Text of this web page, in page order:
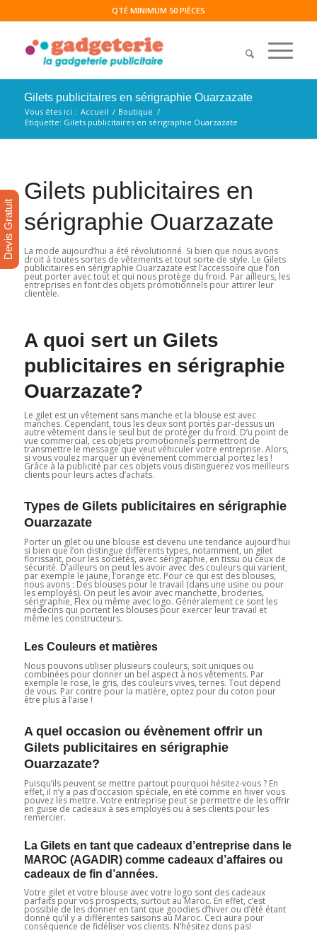
QTÉ MINIMUM 50 PIÈCES
Gilets publicitaires en sérigraphie Ouarzazate
Vous êtes ici : Accueil / Boutique /
Etiquette: Gilets publicitaires en sérigraphie Ouarzazate
Gilets publicitaires en
sérigraphie Ouarzazate
La mode aujourd’hui a été révolutionné. Si bien que nous avons
droit à toutes sortes de vêtements et tout sorte de style. Le Gilets
publicitaires en sérigraphie Ouarzazate est l’accessoire que l’on
peut porter avec tout et qui nous protège du froid. Par ailleurs, les
entreprises en font des objets promotionnels pour attirer leur
clientèle.
A quoi sert un Gilets
publicitaires en sérigraphie
Ouarzazate?
Le gilet est un vêtement sans manche et la blouse est avec
manches. Cependant, tous les deux sont portés par-dessus un
autre vêtement dans le seul but de protéger du froid. D’u point de
vue commercial, ces objets promotionnels permettront de
transmettre le message que veut véhiculer votre entreprise. Alors,
si vous voulez marquer un évènement commercial portez les !
Grâce à la publicité par ces objets vous distinguerez vos meilleurs
clients pour leurs actes d’achats.
Types de Gilets publicitaires en sérigraphie
Ouarzazate
Porter un gilet ou une blouse est devenu une tendance aujourd’hui
si bien que l’on distingue différents types, notamment, un gilet
florissant, pour les sociétés, avec sérigraphie, en tissu ou ceux de
sécurité. D’ailleurs on peut les avoir avec des couleurs qui varient,
par exemple le jaune, l’orange etc. Pour ce qui est des blouses,
nous avons : Des blouses pour le travail (dans une usine ou pour
les employés). On peut les avoir avec manchette, broderies,
sérigraphie, Flex ou même avec logo. Généralement ce sont les
médecins qui portent les blouses pour exercer leur travail et
même les constructeurs.
Les Couleurs et matières
Nous pouvons utiliser plusieurs couleurs, soit uniques ou
combinées pour donner un bel aspect à nos vêtements. Par
exemple le rose, le gris, des couleurs vives, ternes. Tout dépend
de vous. Par contre pour la matière, optez pour du coton pour
être plus à l’aise !
A quel occasion ou évènement offrir un
Gilets publicitaires en sérigraphie
Ouarzazate?
Puisqu’ils peuvent se mettre partout pourquoi hésitez-vous ? En
effet, il n’y a pas d’occasion spéciale, en été comme en hiver vous
pouvez les mettre. Votre entreprise peut se permettre de les offrir
en guise de cadeaux à ses employés ou à ses clients pour les
remercier.
La Gilets en tant que cadeaux d’entreprise dans le
MAROC (AGADIR) comme cadeaux d’affaires ou
cadeaux de fin d’années.
Votre gilet et votre blouse avec votre logo sont des cadeaux
parfaits pour vos prospects, surtout au Maroc. En effet, c’est
possible de les donner en tant que goodies d’hiver ou d’été étant
donné qu’il y a différentes saisons au Maroc. Ceci aura pour
conséquence de fidéliser vos clients. N’hésitez dons pas!
Devis Gratuit